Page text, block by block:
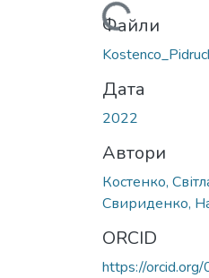
Вантажиться...
Файли
Дата
2022
Автори
Костенко,
Свириденко,
ORCID
https://